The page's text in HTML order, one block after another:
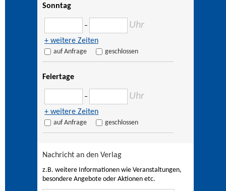
Sonntag
– Uhr
+ weitere Zeiten
auf Anfrage geschlossen
Feiertage
– Uhr
+ weitere Zeiten
auf Anfrage geschlossen
Nachricht an den Verlag
z.B. weitere Informationen wie Veranstaltungen,
besondere Angebote oder Aktionen etc.